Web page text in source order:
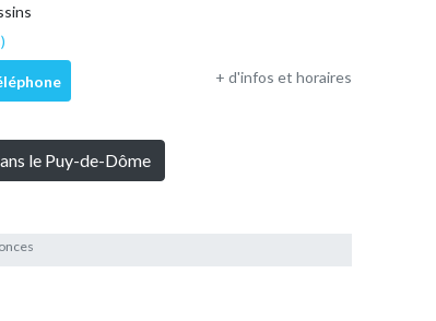
+ d'infos et horaires
le Puy-de-Dôme